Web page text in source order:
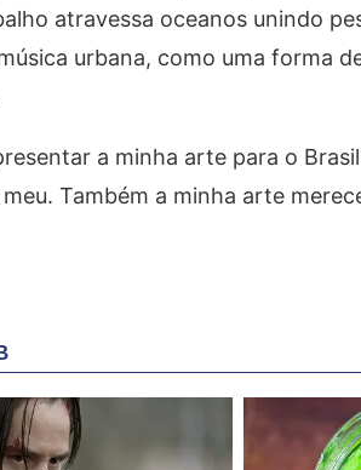
atravessa oceanos unindo
urbana, como uma forma
a minha arte para o
Também a minha arte